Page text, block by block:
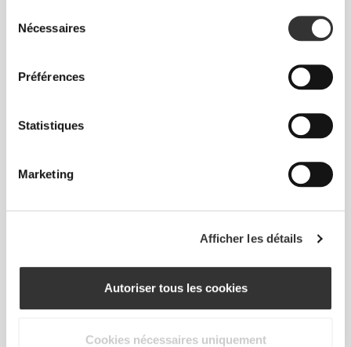
Nécessaires
Préférences
Statistiques
Marketing
Afficher les détails
Autoriser tous les cookies
Cookies nécessaires uniquement
Sens ton corps à chaque mouvement. Cette